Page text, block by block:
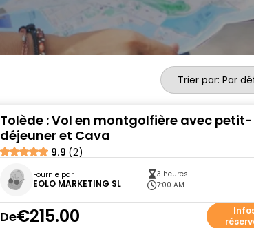
Trier par: Par
Tolède : Vol en montgolfière avec petit-
déjeuner et Cava
9.9 (2)
Fournie par
EOLO MARKETING SL
3 heures
7:00 AM
De€215.00